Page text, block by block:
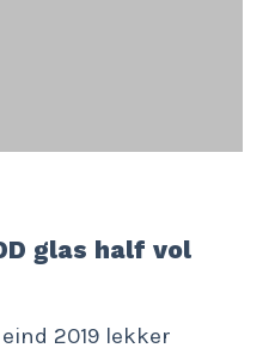
glas half vol
2019 lekker